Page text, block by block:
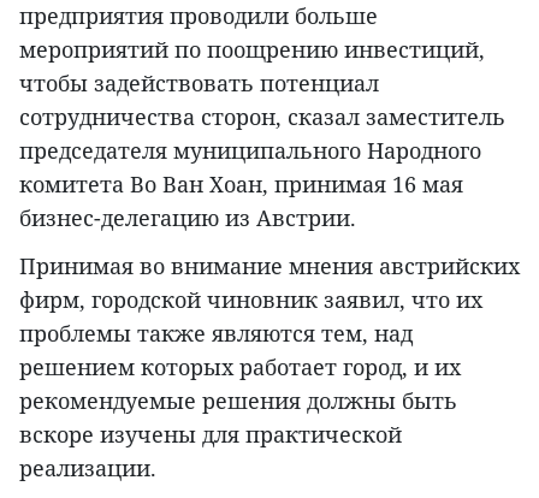
предприятия проводили больше
мероприятий по поощрению инвестиций,
чтобы задействовать потенциал
сотрудничества сторон, сказал заместитель
председателя муниципального Народного
комитета Во Ван Хоан, принимая 16 мая
бизнес-делегацию из Австрии.
Принимая во внимание мнения австрийских
фирм, городской чиновник заявил, что их
проблемы также являются тем, над
решением которых работает город, и их
рекомендуемые решения должны быть
вскоре изучены для практической
реализации.